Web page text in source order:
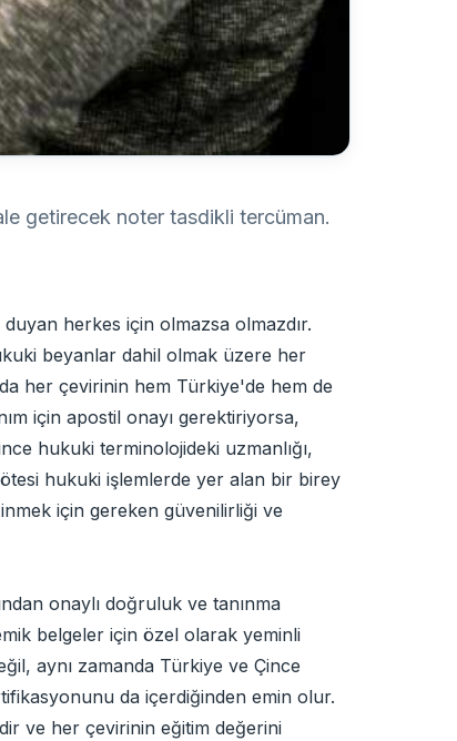
getirecek noter tasdikli tercüman.
herkes için olmazsa olmazdır.
beyanlar dahil olmak üzere her
her çevirinin hem Türkiye'de hem de
için apostil onayı gerektiriyorsa,
hukuki terminolojideki uzmanlığı,
hukuki işlemlerde yer alan bir birey
için gereken güvenilirliği ve
onaylı doğruluk ve tanınma
belgeler için özel olarak yeminli
aynı zamanda Türkiye ve Çince
da içerdiğinden emin olur.
ve her çevirinin eğitim değerini